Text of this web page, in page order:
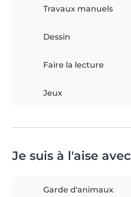
Travaux manuels
Dessin
Faire la lecture
Jeux
Je suis à l'aise avec
Garde d'animaux